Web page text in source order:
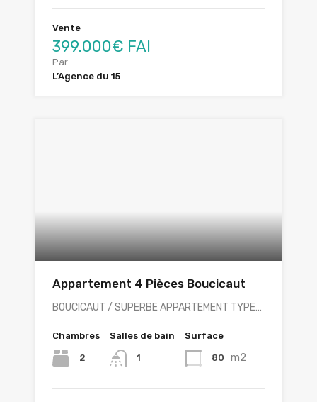
Vente
399.000€ FAI
Par
L’Agence du 15
Appartement 4 Pièces Boucicaut
BOUCICAUT / SUPERBE APPARTEMENT TYPE…
Chambres
2
Salles de bain
1
Surface
80 m2